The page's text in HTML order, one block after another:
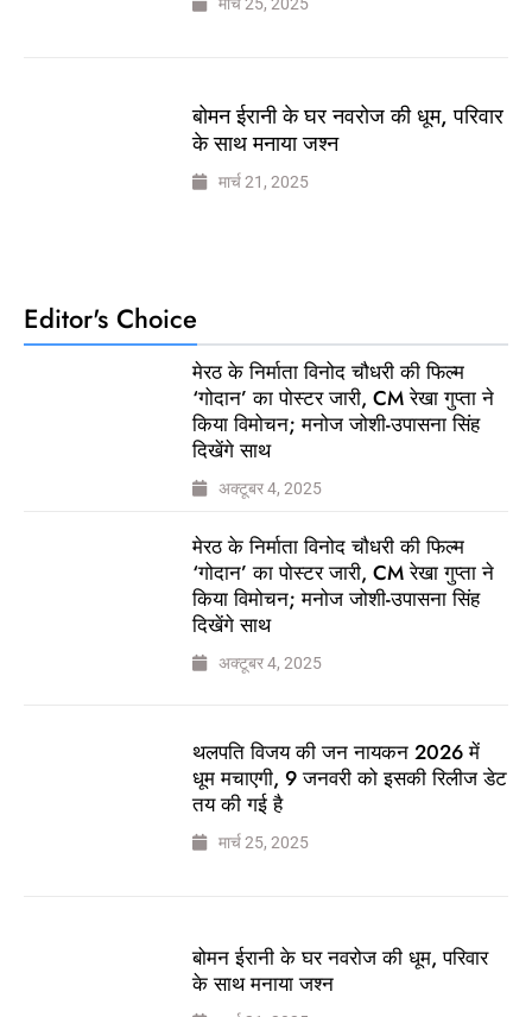
मार्च 25, 2025
बोमन ईरानी के घर नवरोज की धूम, परिवार
के साथ मनाया जश्न
मार्च 21, 2025
Editor's Choice
मेरठ के निर्माता विनोद चौधरी की फिल्म
‘गोदान’ का पोस्टर जारी, CM रेखा गुप्ता ने
किया विमोचन; मनोज जोशी-उपासना सिंह
दिखेंगे साथ
अक्टूबर 4, 2025
मेरठ के निर्माता विनोद चौधरी की फिल्म
‘गोदान’ का पोस्टर जारी, CM रेखा गुप्ता ने
किया विमोचन; मनोज जोशी-उपासना सिंह
दिखेंगे साथ
अक्टूबर 4, 2025
थलपति विजय की जन नायकन 2026 में
धूम मचाएगी, 9 जनवरी को इसकी रिलीज डेट
तय की गई है
मार्च 25, 2025
बोमन ईरानी के घर नवरोज की धूम, परिवार
के साथ मनाया जश्न